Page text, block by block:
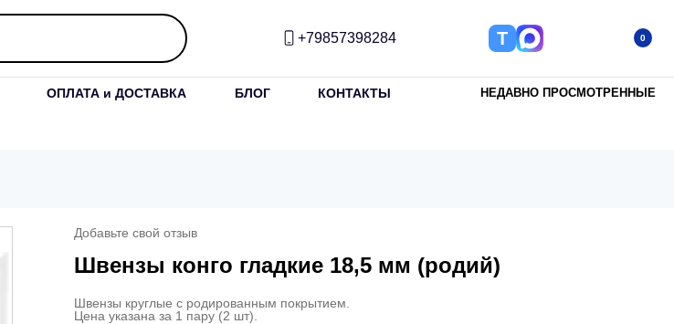
+79857398284 Т 0
ОПЛАТА и ДОСТАВКА БЛОГ КОНТАКТЫ НЕДАВНО ПРОСМОТРЕННЫЕ
Добавьте свой отзыв
Швензы конго гладкие 18,5 мм (родий)
Швензы круглые с родированным покрытием.
Цена указана за 1 пару (2 шт).